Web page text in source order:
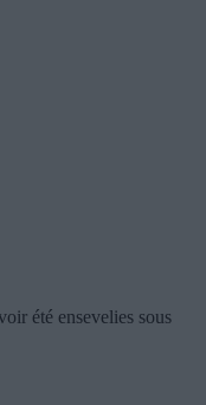
été ensevelies sous